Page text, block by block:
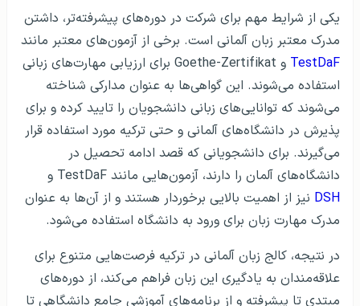
یکی از شرایط مهم برای شرکت در دوره‌های پیشرفته‌تر، داشتن
مدرک معتبر زبان آلمانی است. برخی از آزمون‌های معتبر مانند
TestDaF
و Goethe-Zertifikat برای ارزیابی مهارت‌های زبانی
استفاده می‌شوند. این گواهی‌ها به عنوان مدارکی شناخته
می‌شوند که توانایی‌های زبانی دانشجویان را تایید کرده و برای
پذیرش در دانشگاه‌های آلمانی و حتی ترکیه مورد استفاده قرار
می‌گیرند. برای دانشجویانی که قصد ادامه تحصیل در
دانشگاه‌های آلمان را دارند، آزمون‌هایی مانند TestDaF و
DSH نیز از اهمیت بالایی برخوردار هستند و از آن‌ها به عنوان
مدرک مهارت زبان برای ورود به دانشگاه استفاده می‌شود.
در نتیجه، کالج زبان آلمانی در ترکیه فرصت‌هایی متنوع برای
علاقه‌مندان به یادگیری این زبان فراهم می‌کند، از دوره‌های
مبتدی تا پیشرفته و از برنامه‌های آموزشی جامع دانشگاهی تا